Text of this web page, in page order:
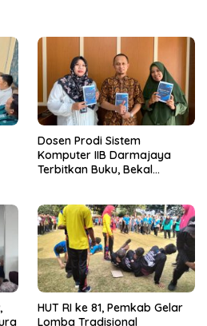
Dosen Prodi Sistem
Komputer IIB Darmajaya
Terbitkan Buku, Bekal
HUT RI ke 81, Pemkab Gelar
Lomba Tradisional